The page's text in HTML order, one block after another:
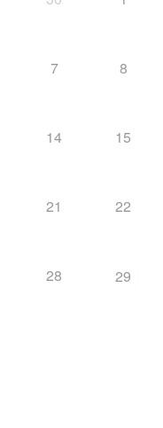
7 8
14 15
21 22
28 29